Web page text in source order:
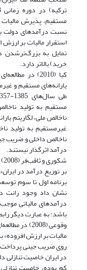
مستقیم، پذیرش
استقرار مالیات بر
تمایل به بزرگ‌تر‌شدن
خرید) بالاتر دارد.
کیا (2010) در
یارانه‌های مستقیم و
مستقیم به تولید
ناخالص ملی، لگاریتم
غیرمستقیم به تولید
ناخالص داخلی و ضریب
درآمد اثرگذار نیستند.
بر توزیع درآمد در
نشان داد وجود رانت
درآمدهای مالیاتی
باشد؛ به عبارت دیگر
وقوعی (2008)
مالیات بر ارزش افزوده»
روی ضریب جینی پرداخت.
در ایران خاصیت